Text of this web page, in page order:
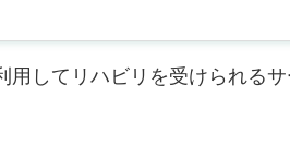
してリハビリを受けられるサ